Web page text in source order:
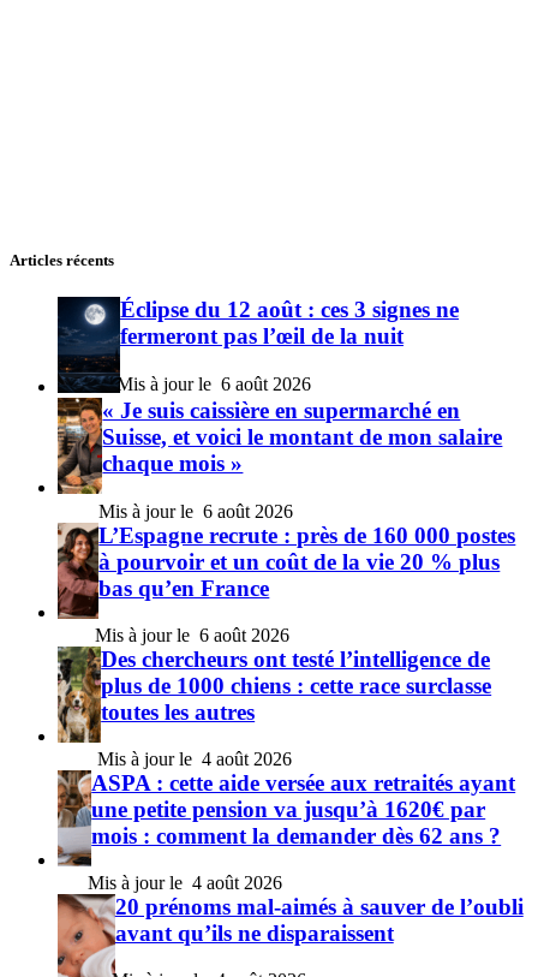
Articles récents
Éclipse du 12 août : ces 3 signes ne
fermeront pas l’œil de la nuit
6 août 2026
« Je suis caissière en supermarché en
Suisse, et voici le montant de mon salaire
chaque mois »
6 août 2026
L’Espagne recrute : près de 160 000 postes
à pourvoir et un coût de la vie 20 % plus
bas qu’en France
6 août 2026
Des chercheurs ont testé l’intelligence de
plus de 1000 chiens : cette race surclasse
toutes les autres
4 août 2026
ASPA : cette aide versée aux retraités ayant
une petite pension va jusqu’à 1620€ par
mois : comment la demander dès 62 ans ?
4 août 2026
20 prénoms mal-aimés à sauver de l’oubli
avant qu’ils ne disparaissent